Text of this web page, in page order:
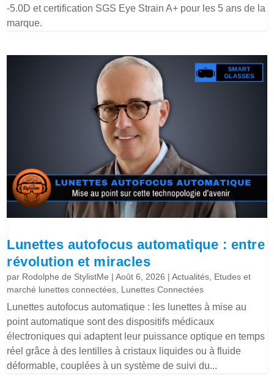
-5.0D et certification SGS Eye Strain A+ pour les 5 ans de la
marque.
Lunettes autofocus automatique : entre
révolution et miracles
par Rodolphe de StylistMe |Août 6, 2026 |Actualités Etudes et
marché lunettes connectées Lunettes Connectées
Lunettes autofocus automatique : les lunettes à mise au
point automatique sont des dispositifs médicaux
électroniques qui adaptent leur puissance optique en temps
réel grâce à des lentilles à cristaux liquides ou à fluide
déformable, couplées à un système de suivi du...